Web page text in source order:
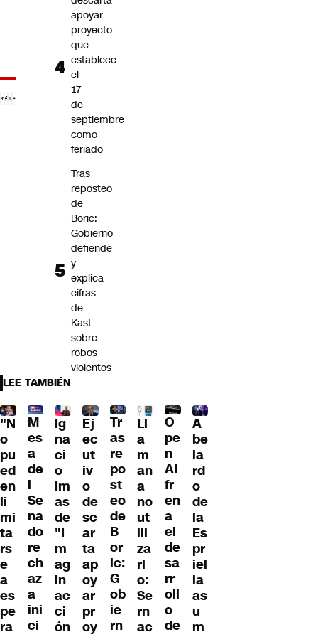
apoyar
proyecto
que
establece
el
17
de
septiembre
como
feriado
Tras
reposteo
de
Boric:
Gobierno
defiende
y
explica
cifras
de
Kast
sobre
robos
violentos
LEE TAMBIÉN
"N
o
pu
ed
en
li
mi
ta
rs
e
a
es
pe
ra
M
es
a
de
l
Se
na
do
re
ch
az
a
ini
ci
Ig
na
ci
o
Im
as
de
"I
m
ag
in
ac
ci
ón
Ej
ec
ut
iv
o
de
sc
ar
ta
ap
oy
ar
pr
oy
Tr
as
re
po
st
eo
de
B
or
ic:
G
ob
ie
rn
Ll
a
m
an
a
no
ut
ili
za
rl
o:
Se
rn
ac
O
pe
n
AI
fr
en
a
el
de
sa
rr
oll
o
de
A
be
la
rd
o
de
la
Es
pr
iel
la
as
u
m